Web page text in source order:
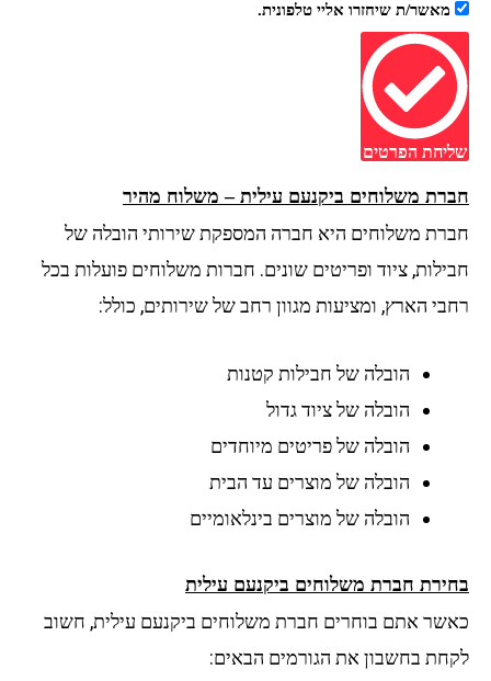
מאשר/ת שיחזרו אליי טלפונית.
שליחת הפרטים
חברת משלוחים ביקנעם עילית – משלוח מהיר
חברת משלוחים היא חברה המספקת שירותי הובלה של
חבילות, ציוד ופריטים שונים. חברות משלוחים פועלות בכל
רחבי הארץ, ומציעות מגוון רחב של שירותים, כולל:
הובלה של חבילות קטנות
הובלה של ציוד גדול
הובלה של פריטים מיוחדים
הובלה של מוצרים עד הבית
הובלה של מוצרים בינלאומיים
בחירת חברת משלוחים ביקנעם עילית
כאשר אתם בוחרים חברת משלוחים ביקנעם עילית, חשוב
לקחת בחשבון את הגורמים הבאים: